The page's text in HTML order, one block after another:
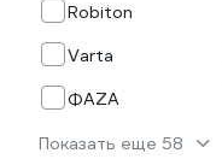
Robiton
Varta
ФАZА
Показать еще 58